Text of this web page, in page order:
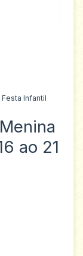
Infantil
ao 21